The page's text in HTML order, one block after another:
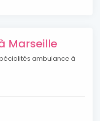
Marseille
ambulance à